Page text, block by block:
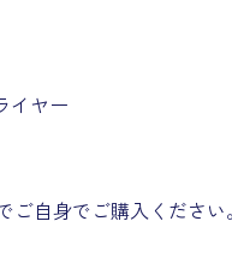
イヤー
自身でご購入ください。